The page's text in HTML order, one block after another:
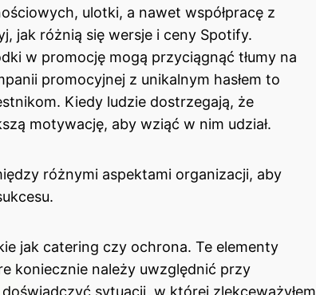
ulotki, a nawet współpracę z
jak różnią się wersje i ceny Spotify.
w promocję mogą przyciągnąć tłumy na
promocyjnej z unikalnym hasłem to
Kiedy ludzie dostrzegają, że
motywację, aby wziąć w nim udział.
różnymi aspektami organizacji, aby
jak catering czy ochrona. Te elementy
koniecznie należy uwzględnić przy
sytuacji, w której zlekceważyłem